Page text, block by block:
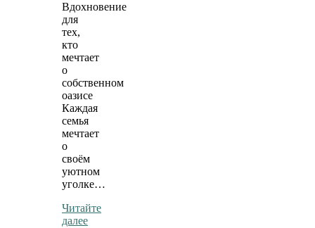
Вдохновение
для
тех,
кто
мечтает
о
собственном
оазисе
Каждая
семья
мечтает
о
своём
уютном
уголке…
Читайте
далее